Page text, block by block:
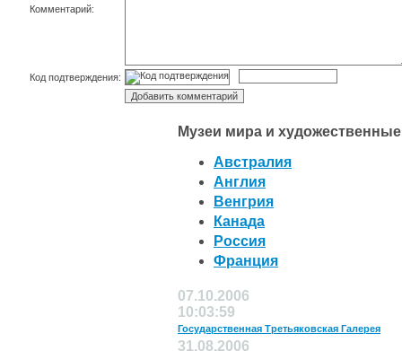
Комментарий:
Код подтверждения:
Музеи мира и
Австралия
Англия
Венгрия
Канада
Россия
Франция
07.10.2006
10:03:59
Государственная Третьяковская Галерея
31.08.2006